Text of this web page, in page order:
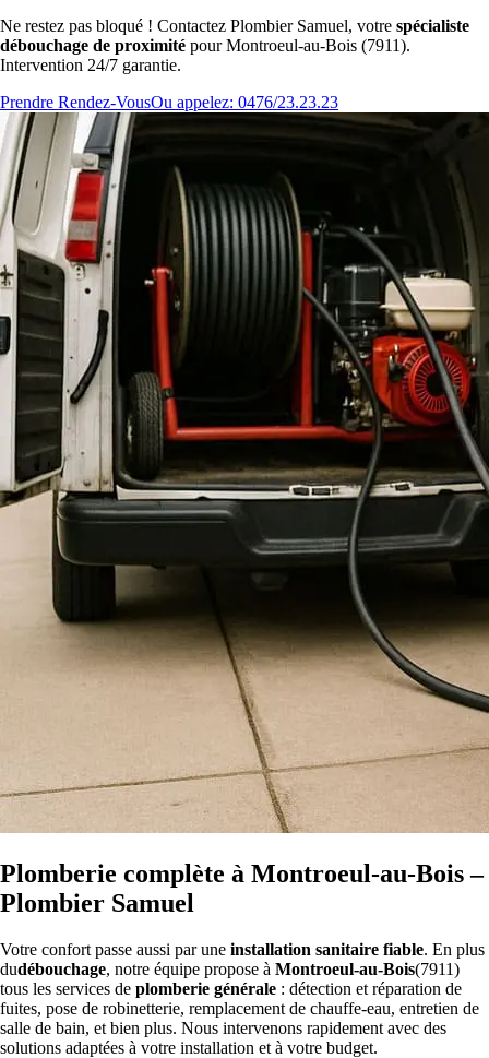
Ne restez pas bloqué ! Contactez Plombier Samuel, votre spécialiste
débouchage de proximité pour Montroeul-au-Bois (7911).
Intervention 24/7 garantie.
Prendre Rendez-VousOu appelez: 0476/23.23.23
Plomberie complète à Montroeul-au-Bois –
Plombier Samuel
Votre confort passe aussi par une installation sanitaire fiable. En plus
dudébouchage, notre équipe propose à Montroeul-au-Bois(7911)
tous les services de plomberie générale : détection et réparation de
fuites, pose de robinetterie, remplacement de chauffe-eau, entretien de
salle de bain, et bien plus. Nous intervenons rapidement avec des
solutions adaptées à votre installation et à votre budget.